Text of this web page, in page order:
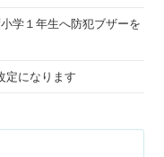
学１年生へ防犯ブザーを
定になります